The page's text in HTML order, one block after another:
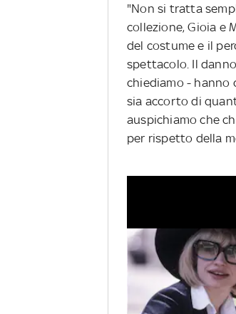
"Non si tratta
collezione, Gioia e
del costume e il
spettacolo. Il
chiediamo - hanno
sia accorto di
auspichiamo che
per rispetto della